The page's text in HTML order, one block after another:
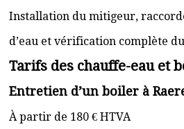
Installation du mitigeur,
d’eau et vérification complète
Tarifs des chauffe-eau et
Entretien d’un boiler à
À partir de 180 € HTVA